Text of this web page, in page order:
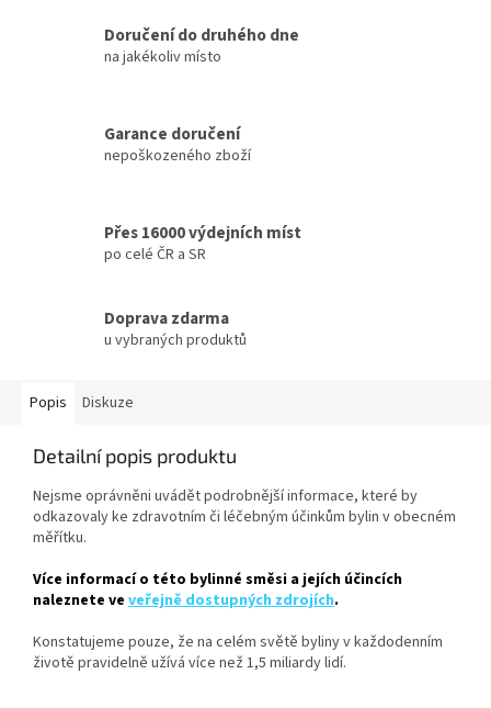
Doručení do druhého dne
na jakékoliv místo
Garance doručení
nepoškozeného zboží
Přes 16000 výdejních míst
po celé ČR a SR
Doprava zdarma
u vybraných produktů
Popis Diskuze
Detailní popis produktu
Nejsme oprávněni uvádět podrobnější informace, které by
odkazovaly ke zdravotním či léčebným účinkům bylin v obecném
měřítku.
Více informací o této bylinné směsi a jejích účincích
naleznete ve veřejně dostupných zdrojích.
Konstatujeme pouze, že na celém světě byliny v každodenním
životě pravidelně užívá více než 1,5 miliardy lidí.